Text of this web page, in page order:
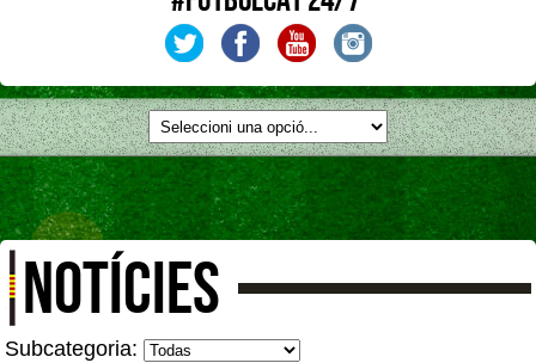
NOTÍCIES
Subcategoria: